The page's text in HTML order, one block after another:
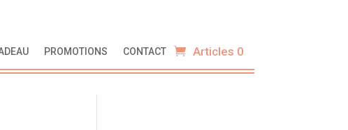
PROMOTIONS CONTACT Articles 0